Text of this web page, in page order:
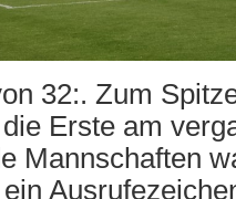
32:. Zum
Erste am
Mannschaften